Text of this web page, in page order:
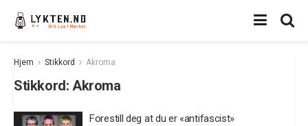
Hjem Stikkord Akroma
Stikkord: Akroma
Forestill deg at du er «antifascist»